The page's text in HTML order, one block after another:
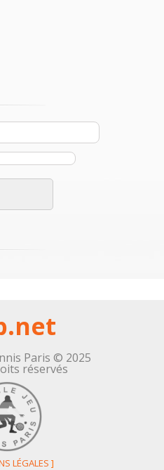
Paris © 2025
réservés
LÉGALES ]